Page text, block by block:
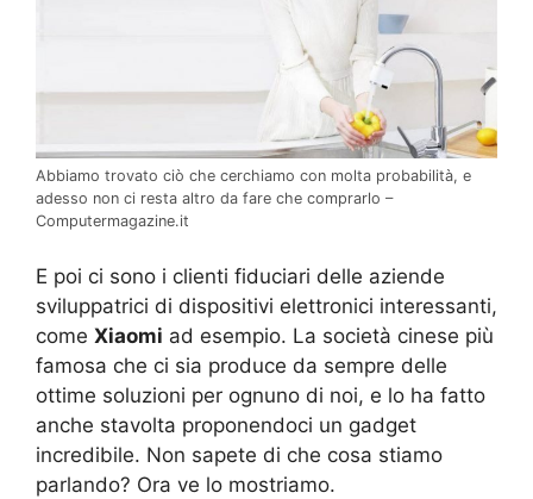
Abbiamo trovato ciò che cerchiamo con molta probabilità, e
adesso non ci resta altro da fare che comprarlo –
Computermagazine.it
E poi ci sono i clienti fiduciari delle aziende
sviluppatrici di dispositivi elettronici interessanti,
come Xiaomi ad esempio. La società cinese più
famosa che ci sia produce da sempre delle
ottime soluzioni per ognuno di noi, e lo ha fatto
anche stavolta proponendoci un gadget
incredibile. Non sapete di che cosa stiamo
parlando? Ora ve lo mostriamo.